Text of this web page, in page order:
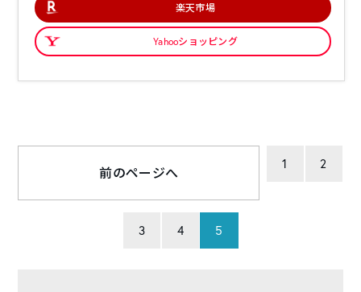
楽天市場
Yahooショッピング
前のページへ
1 2
3 4 5